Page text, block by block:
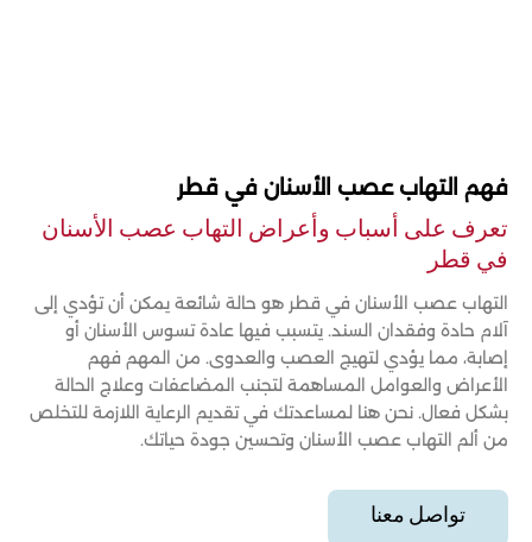
فهم التهاب عصب الأسنان في قطر
تعرف على أسباب وأعراض التهاب عصب الأسنان
في قطر
التهاب عصب الأسنان في قطر هو حالة شائعة يمكن أن تؤدي إلى
آلام حادة وفقدان السند. يتسبب فيها عادة تسوس الأسنان أو
إصابة، مما يؤدي لتهيج العصب والعدوى. من المهم فهم
الأعراض والعوامل المساهمة لتجنب المضاعفات وعلاج الحالة
بشكل فعال. نحن هنا لمساعدتك في تقديم الرعاية اللازمة للتخلص
من ألم التهاب عصب الأسنان وتحسين جودة حياتك.
تواصل معنا